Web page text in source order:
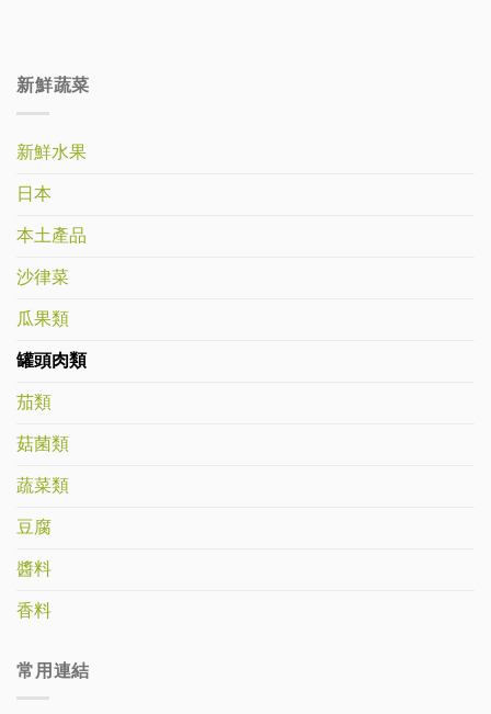
新鮮蔬菜
新鮮水果
日本
本土產品
沙律菜
瓜果類
罐頭肉類
茄類
菇菌類
蔬菜類
豆腐
醬料
香料
常用連結